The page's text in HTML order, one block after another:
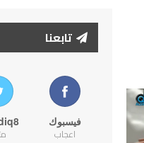
تابعنا
فيسبوك
اعجاب